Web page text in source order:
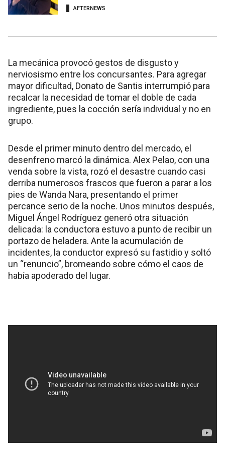
AFTERNEWS
La mecánica provocó gestos de disgusto y
nerviosismo entre los concursantes. Para agregar
mayor dificultad, Donato de Santis interrumpió para
recalcar la necesidad de tomar el doble de cada
ingrediente, pues la cocción sería individual y no en
grupo.
Desde el primer minuto dentro del mercado, el
desenfreno marcó la dinámica. Alex Pelao, con una
venda sobre la vista, rozó el desastre cuando casi
derriba numerosos frascos que fueron a parar a los
pies de Wanda Nara, presentando el primer
percance serio de la noche. Unos minutos después,
Miguel Ángel Rodríguez generó otra situación
delicada: la conductora estuvo a punto de recibir un
portazo de heladera. Ante la acumulación de
incidentes, la conductor expresó su fastidio y soltó
un “renuncio”, bromeando sobre cómo el caos de
había apoderado del lugar.